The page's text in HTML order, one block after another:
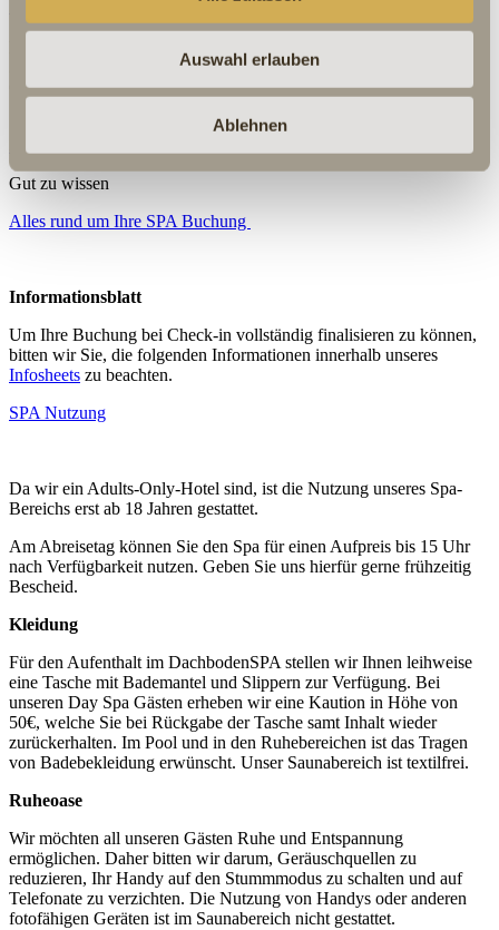
Auswahl erlauben
Ablehnen
Spa Night von 20.30 bis 22.00 Uhr. Inklusive einer Flasche
Champagner - ideal für romantische Zweisamkeit oder gesellige
Gut zu wissen
Alles rund um Ihre SPA Buchung
Informationsblatt
Um Ihre Buchung bei Check-in vollständig finalisieren zu können,
bitten wir Sie, die folgenden Informationen innerhalb unseres
Infosheets zu beachten.
SPA Nutzung
Da wir ein Adults-Only-Hotel sind, ist die Nutzung unseres Spa-
Bereichs erst ab 18 Jahren gestattet.
Am Abreisetag können Sie den Spa für einen Aufpreis bis 15 Uhr
nach Verfügbarkeit nutzen. Geben Sie uns hierfür gerne frühzeitig
Bescheid.
Kleidung
Für den Aufenthalt im DachbodenSPA stellen wir Ihnen leihweise
eine Tasche mit Bademantel und Slippern zur Verfügung. Bei
unseren Day Spa Gästen erheben wir eine Kaution in Höhe von
50€, welche Sie bei Rückgabe der Tasche samt Inhalt wieder
zurückerhalten. Im Pool und in den Ruhebereichen ist das Tragen
von Badebekleidung erwünscht. Unser Saunabereich ist textilfrei.
Ruheoase
Wir möchten all unseren Gästen Ruhe und Entspannung
ermöglichen. Daher bitten wir darum, Geräuschquellen zu
reduzieren, Ihr Handy auf den Stummmodus zu schalten und auf
Telefonate zu verzichten. Die Nutzung von Handys oder anderen
fotofähigen Geräten ist im Saunabereich nicht gestattet.